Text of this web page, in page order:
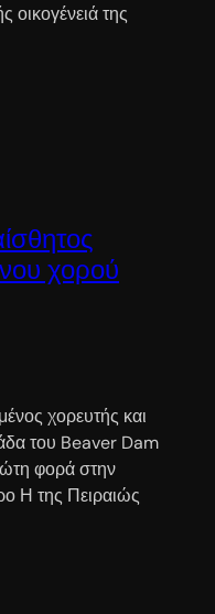
οικογένειά της
χορού
χορευτής και
του Beaver Dam
φορά στην
Η της Πειραιώς